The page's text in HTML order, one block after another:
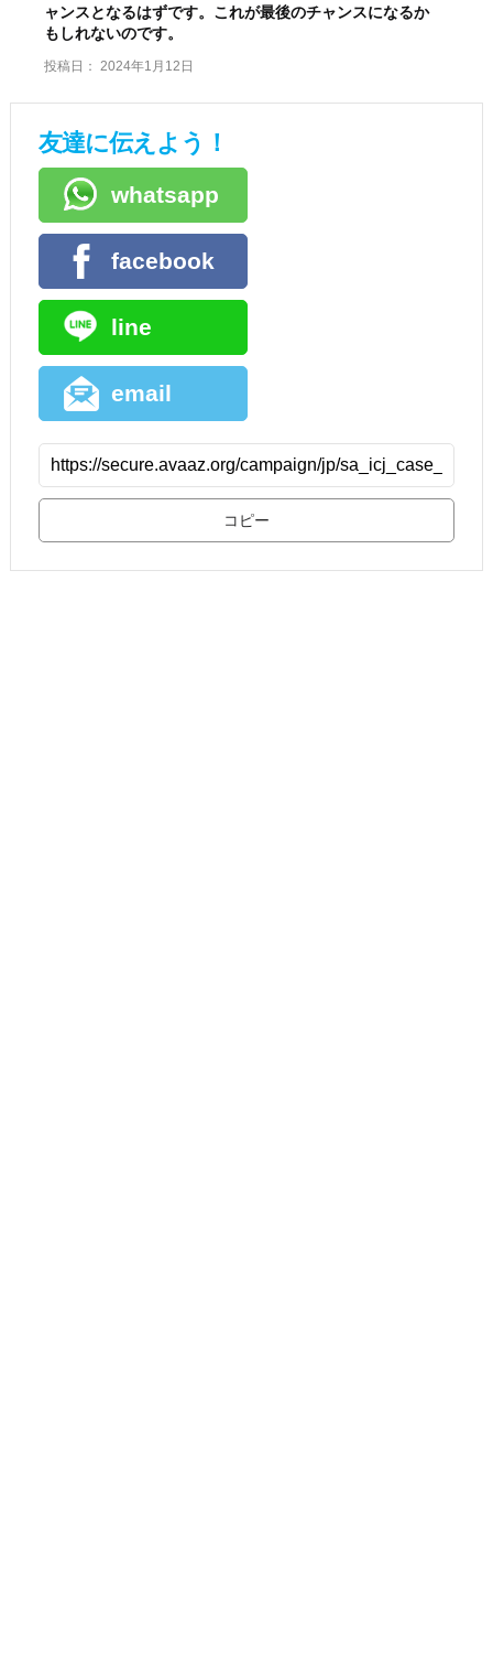
ャンスとなるはずです。これが最後のチャンスになるか
もしれないのです。
投稿日：2024年1月12日
友達に伝えよう！
whatsapp
facebook
line
email
コピー